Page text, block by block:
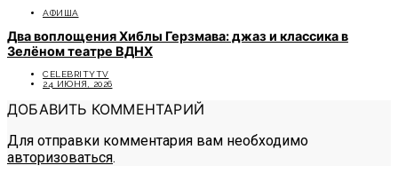
АФИША
Два воплощения Хиблы Герзмава: джаз и классика в
Зелёном театре ВДНХ
CELEBRITYTV
24 ИЮНЯ, 2026
ДОБАВИТЬ КОММЕНТАРИЙ
Для отправки комментария вам необходимо
авторизоваться.